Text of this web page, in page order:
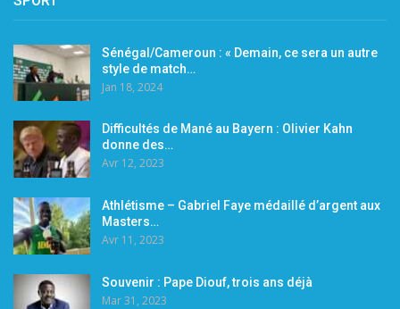
Sénégal/Cameroun : « Demain, ce sera un autre
style de match…
Jan 18, 2024
Difficultés de Mané au Bayern : Olivier Kahn
donne des…
Avr 12, 2023
Athlétisme – Gabriel Faye médaillé d’argent aux
Masters…
Avr 11, 2023
Souvenir : Pape Diouf, trois ans déjà
Mar 31, 2023